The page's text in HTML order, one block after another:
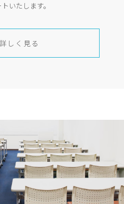
いたします。
詳しく見る